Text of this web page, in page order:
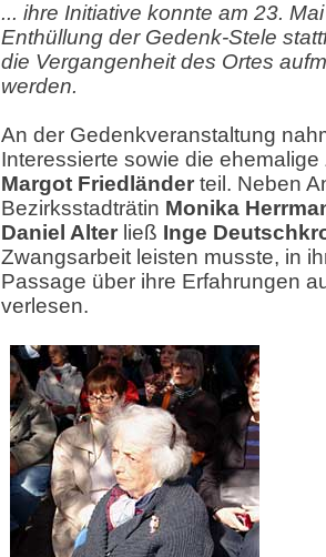
... ihre Initiative konnte am 23.
Enthüllung der Gedenk-Stele
die Vergangenheit des Ortes
werden.
An der Gedenkveranstaltung
Interessierte sowie die
Margot Friedländer teil. Neben
Bezirksstadträtin Monika
Daniel Alter ließ Inge
Zwangsarbeit leisten musste, in
Passage über ihre Erfahrungen
verlesen.